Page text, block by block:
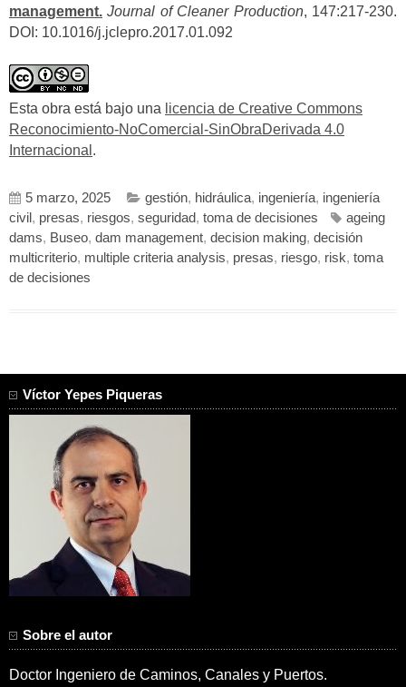
management. Journal of Cleaner Production, 147:217-230.
DOI: 10.1016/j.jclepro.2017.01.092
Esta obra está bajo una licencia de Creative Commons
Reconocimiento-NoComercial-SinObraDerivada 4.0
Internacional .
5 marzo, 2025 gestión, hidráulica, ingeniería, ingeniería
civil , presas, riesgos, seguridad, toma de decisiones
ageing
dams, Buseo, dam management, decision making, decisión
multicriterio, multiple criteria analysis, presas, riesgo, risk, toma
de decisiones
Víctor Yepes Piqueras
Sobre el autor
Doctor Ingeniero de Caminos, Canales y Puertos.